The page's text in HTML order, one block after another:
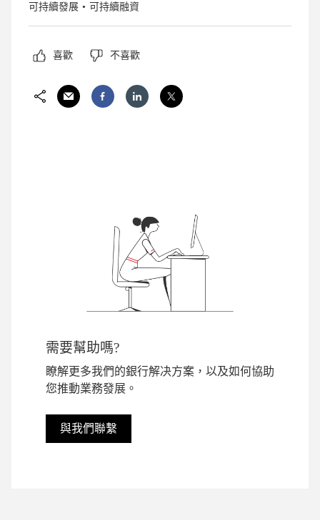
可持續發展 可持續融資
喜歡 不喜歡
需要幫助嗎?
瞭解更多我們的銀行解决方案，以及如何協助
您推動業務發展。
與我們聯繫